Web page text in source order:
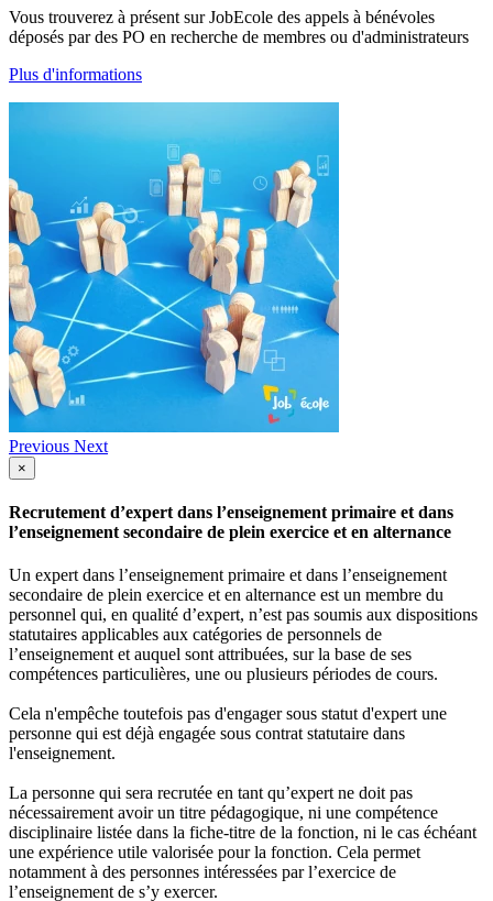
Vous trouverez à présent sur JobEcole des appels à bénévoles
déposés par des PO en recherche de membres ou d'administrateurs
Plus d'informations
Previous Next
×
Recrutement d’expert dans l’enseignement primaire et dans
l’enseignement secondaire de plein exercice et en alternance
Un expert dans l’enseignement primaire et dans l’enseignement
secondaire de plein exercice et en alternance est un membre du
personnel qui, en qualité d’expert, n’est pas soumis aux dispositions
statutaires applicables aux catégories de personnels de
l’enseignement et auquel sont attribuées, sur la base de ses
compétences particulières, une ou plusieurs périodes de cours.
Cela n'empêche toutefois pas d'engager sous statut d'expert une
personne qui est déjà engagée sous contrat statutaire dans
l'enseignement.
La personne qui sera recrutée en tant qu’expert ne doit pas
nécessairement avoir un titre pédagogique, ni une compétence
disciplinaire listée dans la fiche-titre de la fonction, ni le cas échéant
une expérience utile valorisée pour la fonction. Cela permet
notamment à des personnes intéressées par l’exercice de
l’enseignement de s’y exercer.